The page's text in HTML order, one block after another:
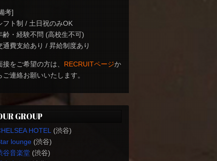
考]
フト制 / 土日祝のみOK
齢・経験不問 (高校生不可)
通費支給あり / 昇給制度あり
接をご希望の方は、 RECRUITページか
ご連絡お願いいたします。
GROUP
HOTEL
(渋谷)
lounge(渋谷)
谷音楽堂(渋谷)